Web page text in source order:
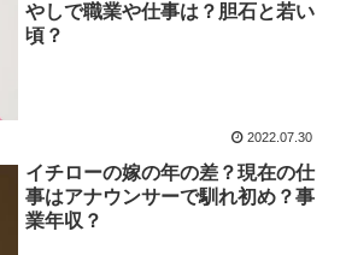
やしで職業や仕事は？胆石と若い
頃？
2022.07.30
イチローの嫁の年の差？現在の仕
事はアナウンサーで馴れ初め？事
業年収？